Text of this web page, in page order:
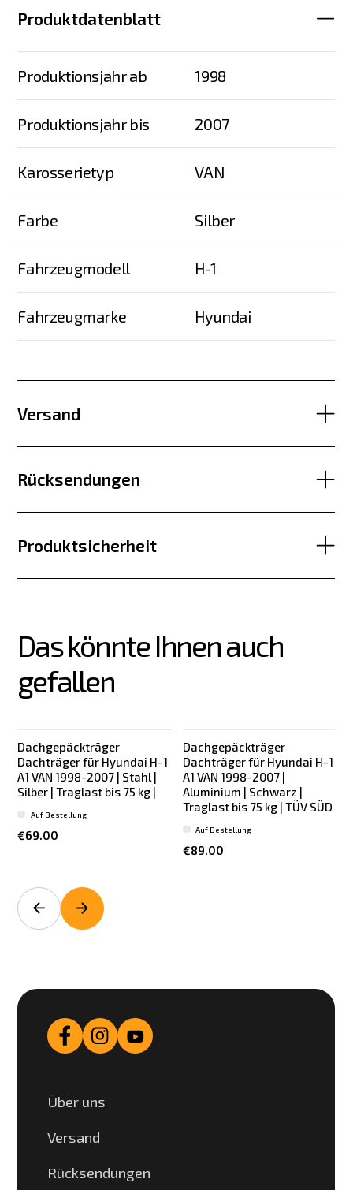
Produktdatenblatt
Produktionsjahr ab 1998
Produktionsjahr bis 2007
Karosserietyp VAN
Farbe Silber
Fahrzeugmodell H-1
Fahrzeugmarke Hyundai
Versand
Rücksendungen
Produktsicherheit
Das könnte Ihnen auch
gefallen
Dachgepäckträger
Dachträger für Hyundai H-1
A1 VAN 1998-2007 | Stahl |
Silber | Traglast bis 75 kg |
€69.00
Auf Bestellung
Dachgepäckträger
Dachträger für Hyundai H-1
A1 VAN 1998-2007 |
Aluminium | Schwarz |
Traglast bis 75 kg | TÜV SÜD
€89.00
Auf Bestellung
Über uns
Versand
Rücksendungen